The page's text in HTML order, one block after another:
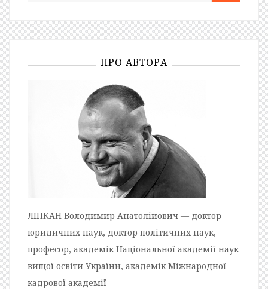
ПРО АВТОРА
ЛІПКАН Володимир Анатолійович — доктор
юридичних наук, доктор політичних наук,
професор, академік Національної академії наук
вищої освіти України, академік Міжнародної
кадрової академії